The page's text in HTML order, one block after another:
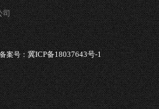
司
案号：冀ICP备18037643号-1